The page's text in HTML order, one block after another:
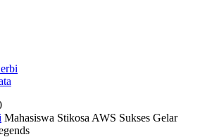
Mahasiswa Stikosa AWS Sukses Gelar